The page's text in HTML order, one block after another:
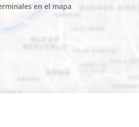
en el mapa